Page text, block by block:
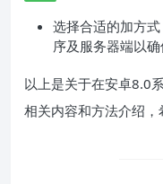
选择合适的加方
序及服务器端以确
以上是关于在安卓8.0
相关内容和方法介绍，